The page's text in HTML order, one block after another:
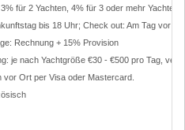
für 2 Yachten, 4% für 3 oder mehr
bis 18 Uhr; Check out: Am Tag vor
Rechnung + 15% Provision
je nach Yachtgröße €30 - €500 pro Tag,
vor Ort per Visa oder Mastercard.